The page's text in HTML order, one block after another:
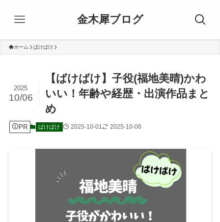
金木犀ブログ
ホーム ばけばけ
【ばけばけ】子役(福地美晴)かわ
いい！年齢や経歴・出演作品まと
め
2025
10/06
PR ばけばけ 2025-10-01 2025-10-06